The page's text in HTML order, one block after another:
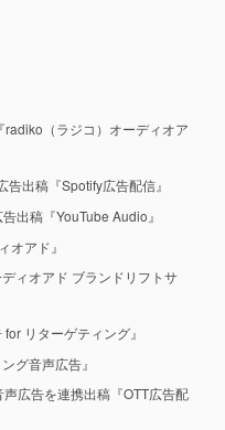
（ラジコ）オーディオア
出稿『Spotify広告配信』
出稿『YouTube Audio』
オアド』
ィオアド ブランドリフトサ
リターゲティング』
グ音声広告』
広告を連携出稿『OTT広告配